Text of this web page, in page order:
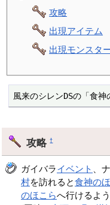
攻略
出現アイテム
出現モンスタ
風来のシレンDSの「食神
攻略†
ガイバライベント 、
村を訪れると食神の
のほこらへ行けるよう